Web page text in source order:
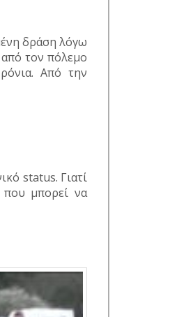
δράση λόγω
τον πόλεμο
Από την
status. Γιατί
μπορεί να